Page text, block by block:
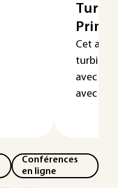
Cet
turbines
avec
avec ...
Conférences
en ligne